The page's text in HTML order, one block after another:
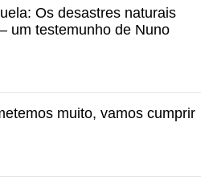
Os desastres naturais
um testemunho de Nuno
muito, vamos cumprir